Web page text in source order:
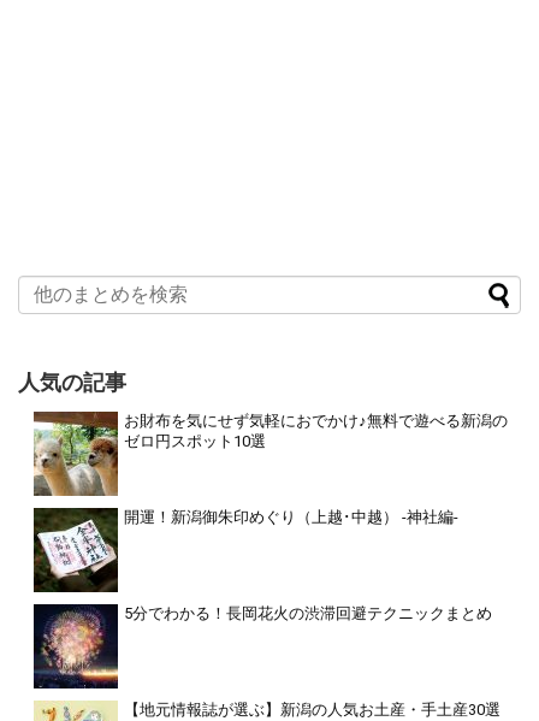
人気の記事
お財布を気にせず気軽におでかけ♪無料で遊べる新潟の
ゼロ円スポット10選
開運！新潟御朱印めぐり（上越･中越） -神社編-
5分でわかる！長岡花火の渋滞回避テクニックまとめ
【地元情報誌が選ぶ】新潟の人気お土産・手土産30選